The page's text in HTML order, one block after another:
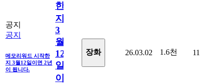
공지
공지
메모리워드 시작한
지 3월12일이면 2년
이 됩니다.
한
지
3
월
12
일
이
장화 26.03.02 1.6천 11